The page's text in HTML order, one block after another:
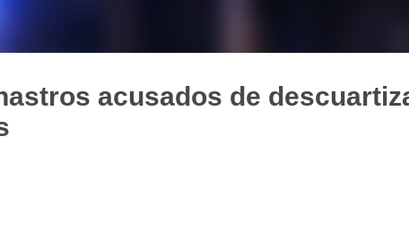
acusados de